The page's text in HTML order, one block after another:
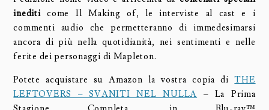
inediticome Il Making of, le interviste al cast e i
commenti audio che permetteranno di immedesimarsi
ancora di più nella quotidianità, nei sentimenti e nelle
ferite dei personaggi di Mapleton.
Potete acquistare su Amazon la vostra copia diTHE
LEFTOVERS – SVANITI NEL NULLA – La Prima